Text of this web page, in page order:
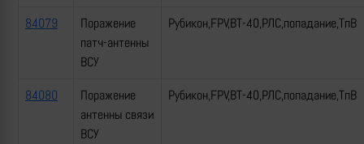
84079
Поражение
патч-антенны
ВСУ
Рубикон,FPV,ВТ-40,РЛС,попадание,ТпВ
84080
Поражение
антенны связи
ВСУ
Рубикон,FPV,ВТ-40,РЛС,попадание,ТпВ